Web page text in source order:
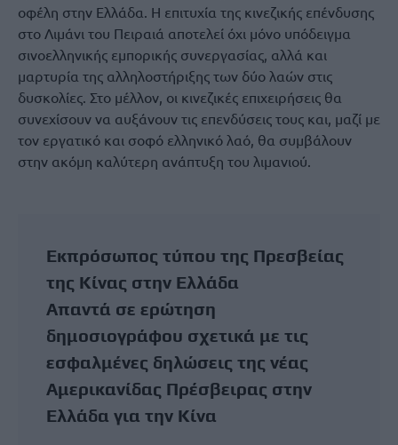
οφέλη στην Ελλάδα. Η επιτυχία της κινεζικής επένδυσης
στο Λιμάνι του Πειραιά αποτελεί όχι μόνο υπόδειγμα
σινοελληνικής εμπορικής συνεργασίας, αλλά και
μαρτυρία της αλληλοστήριξης των δύο λαών στις
δυσκολίες. Στο μέλλον, οι κινεζικές επιχειρήσεις θα
συνεχίσουν να αυξάνουν τις επενδύσεις τους και, μαζί με
τον εργατικό και σοφό ελληνικό λαό, θα συμβάλουν
στην ακόμη καλύτερη ανάπτυξη του λιμανιού.
Εκπρόσωπος τύπου της Πρεσβείας
της Κίνας στην Ελλάδα
Απαντά σε ερώτηση
δημοσιογράφου σχετικά με τις
εσφαλμένες δηλώσεις της νέας
Αμερικανίδας Πρέσβειρας στην
Ελλάδα για την Κίνα